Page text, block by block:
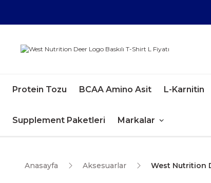
Protein Tozu BCAA Amino Asit L-Karnitin
Supplement Paketleri Markalar
Anasayfa Aksesuarlar West Nutrition